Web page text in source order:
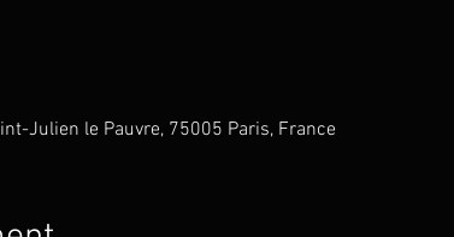
Julien le Pauvre, 75005 Paris, France